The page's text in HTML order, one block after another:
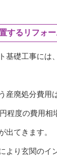
するリフォ
基礎工事には
産廃処分費用
程度の費用相
出てきます。
より玄関のイ